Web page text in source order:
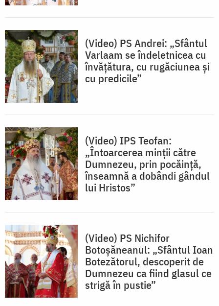
(Video) PS Andrei: „Sfântul
Varlaam se îndeletnicea cu
învățătura, cu rugăciunea și
cu predicile”
(Video) IPS Teofan:
„Întoarcerea minții către
Dumnezeu, prin pocăință,
înseamnă a dobândi gândul
lui Hristos”
(Video) PS Nichifor
Botoșăneanul: „Sfântul Ioan
Botezătorul, descoperit de
Dumnezeu ca fiind glasul ce
strigă în pustie”